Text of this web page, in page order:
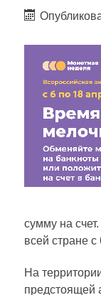
сумму на
всей стране
На
предстоящей